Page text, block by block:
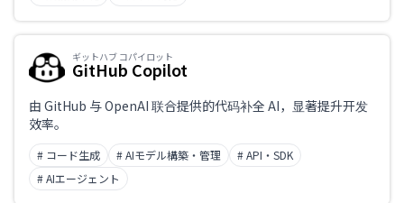
ギットハブ コパイロット
GitHub Copilot
由 GitHub 与 OpenAI 联合提供的代码补全 AI，显著提升开发
效率。
# コード生成 # AIモデル構築・管理
# API・SDK
# AIエージェント